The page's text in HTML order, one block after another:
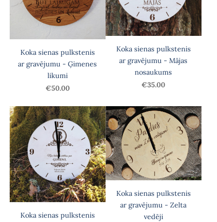
Koka sienas pulkstenis
ar gravējumu - Ģimenes
likumi
€50.00
Koka sienas pulkstenis
ar gravējumu - Mājas
nosaukums
€35.00
Koka sienas pulkstenis
Koka sienas pulkstenis
ar gravējumu - Zelta
vedēji